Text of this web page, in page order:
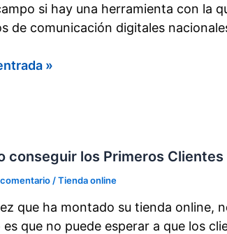
si hay una herramienta con la
de comunicación digitales
»
conseguir los Primeros
comentario /Tienda online
que ha montado su tienda online,
que no puede esperar a que los